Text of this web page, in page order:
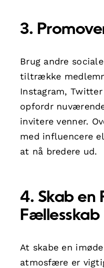
3.
Brug andre
tiltrække
Instagram,
opfordr
invitere venner.
med influencere
at nå bredere ud.
4. Skab en
Fællesskab
At skabe en
atmosfære er